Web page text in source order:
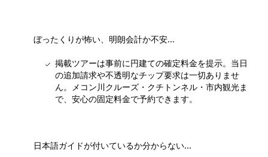
ぼったくりが怖い、明朗会計か不安...
掲載ツアーは事前に円建ての確定料金を提示。当日
の追加請求や不透明なチップ要求は一切ありませ
ん。メコン川クルーズ・クチトンネル・市内観光ま
で、安心の固定料金で予約できます。
日本語ガイドが付いているか分からない...